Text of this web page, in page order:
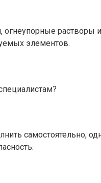
элементов.
самостоятельно,